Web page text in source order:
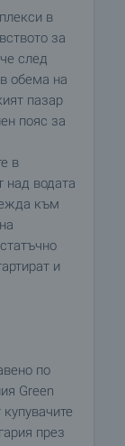
в
за
след
обема на
пазар
пояс за
в
над водата
към
и
по
Green
през